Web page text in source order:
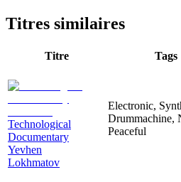
Titres similaires
Titre Tags
Technological
Documentary
Yevhen
Lokhmatov
Electronic,
Drummachine,
Peaceful